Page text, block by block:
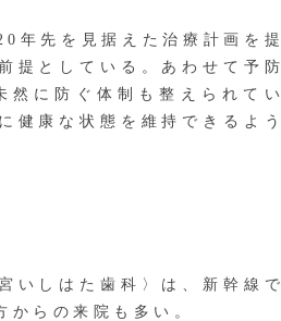
年先を見据えた治療計画を提
提としている。あわせて予防
然に防ぐ体制も整えられてい
健康な状態を維持できるよう
いしはた歯科〉は、新幹線で
らの来院も多い。